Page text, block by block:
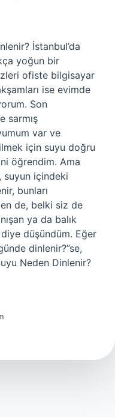
İstanbul’da
yoğun bir
ofiste bilgisayar
ise evimde
Son
sarmış
var ve
için suyu doğru
öğrendim. Ama
suyun içindeki
bunları
de, belki siz de
ya da balık
düşündüm. Eğer
dinlenir?”se,
Neden Dinlenir?